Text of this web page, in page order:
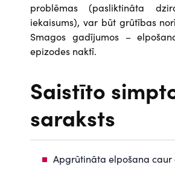
problēmas (pasliktināta
iekaisums), var būt grūtības
Smagos gadījumos –
epizodes naktī.
Saistīto
saraksts
Apgrūtināta elpošana caur